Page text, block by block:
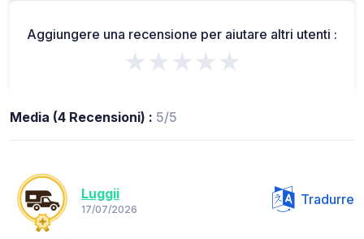
Aggiungere una recensione per aiutare altri utenti :
★★★★★
Media (4 Recensioni) : 5/5
Luggii
17/07/2026
Tradurre